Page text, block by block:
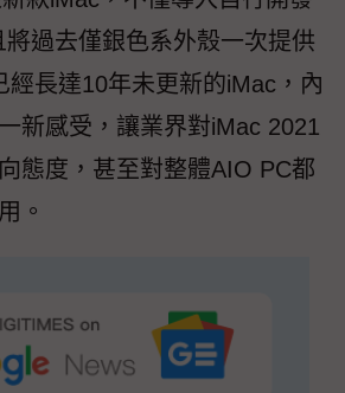
過去僅銀色系外殼一次提供
經長達10年未更新的iMac，內
新感受，讓業界對iMac 2021
態度，甚至對整體AIO PC都
。